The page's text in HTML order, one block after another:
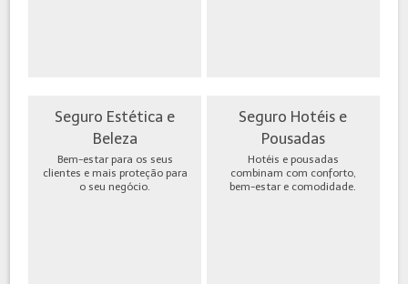
Seguro Estética e
Beleza
Bem-estar para os seus
clientes e mais proteção para
o seu negócio.
Seguro Hotéis e
Pousadas
Hotéis e pousadas
combinam com conforto,
bem-estar e comodidade.